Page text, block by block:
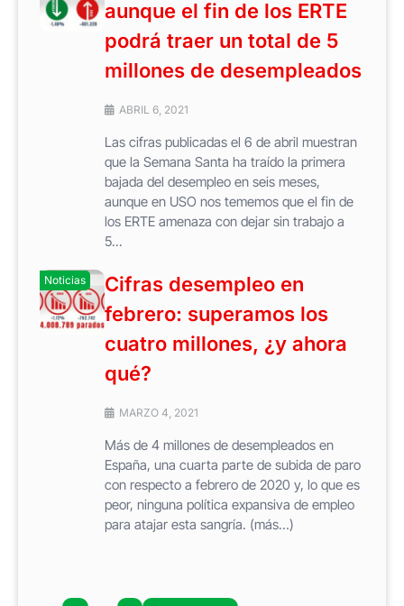
aunque el fin de los ERTE
podrá traer un total de 5
millones de desempleados
ABRIL 6, 2021
Las cifras publicadas el 6 de abril muestran
que la Semana Santa ha traído la primera
bajada del desempleo en seis meses,
aunque en USO nos tememos que el fin de
los ERTE amenaza con dejar sin trabajo a
5...
Noticias
Cifras desempleo en
febrero: superamos los
cuatro millones, ¿y ahora
qué?
MARZO 4, 2021
Más de 4 millones de desempleados en
España, una cuarta parte de subida de paro
con respecto a febrero de 2020 y, lo que es
peor, ninguna política expansiva de empleo
para atajar esta sangría. (más…)